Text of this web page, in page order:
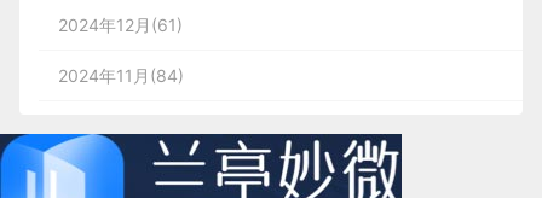
2024年12月(61)
2024年11月(84)
2024年9月(144)